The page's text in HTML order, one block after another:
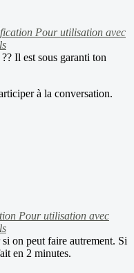
Pour utilisation avec
Il est sous garanti ton
à la conversation.
Pour utilisation avec
on peut faire autrement. Si
en 2 minutes.